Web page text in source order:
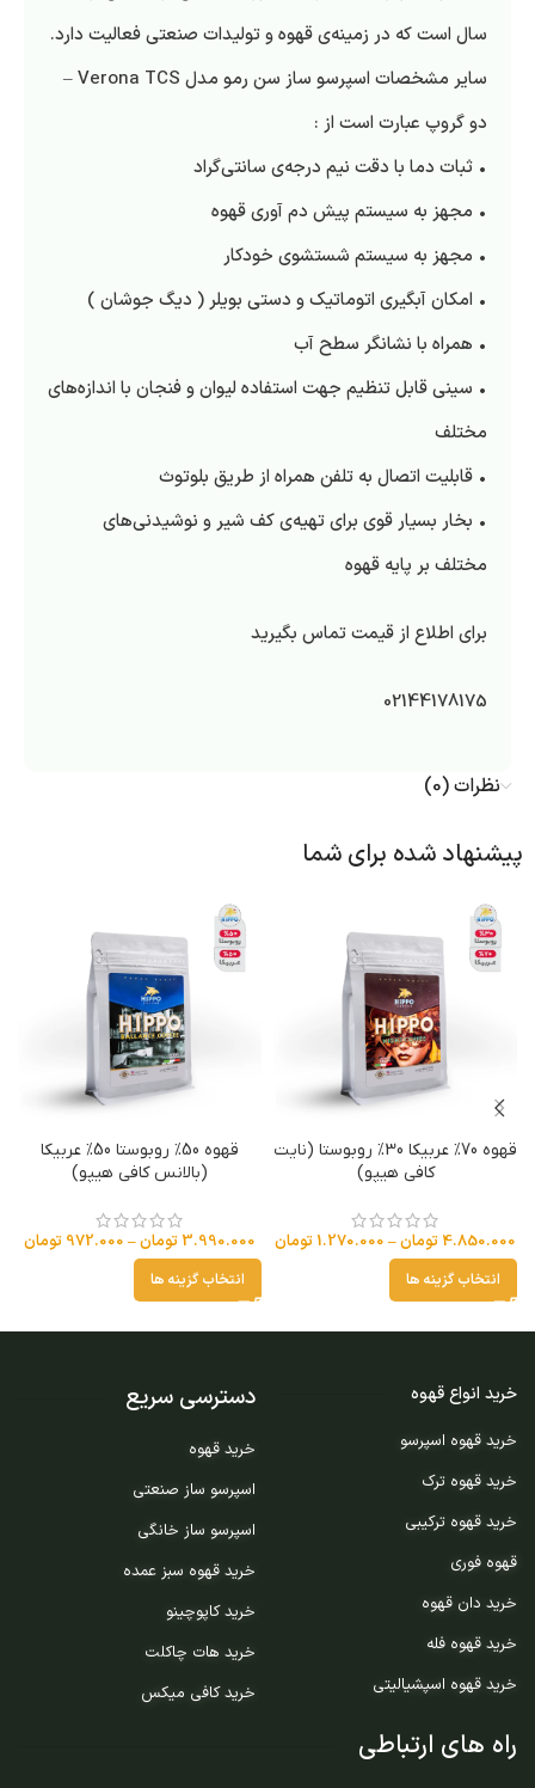
سال است که در زمینه‌ی قهوه و تولیدات صنعتی فعالیت دارد.
سایر مشخصات اسپرسو ساز سن رمو مدل Verona TCS –
دو گروپ عبارت است از :
• ثبات دما با دقت نیم درجه‌ی سانتی‌گراد
• مجهز به سیستم پیش دم آوری قهوه
• مجهز به سیستم شستشوی خودکار
• امکان آبگیری اتوماتیک و دستی بویلر ( دیگ جوشان )
• همراه با نشانگر سطح آب
• سینی قابل تنظیم جهت استفاده لیوان و فنجان با اندازه‌های
مختلف
• قابلیت اتصال به تلفن همراه از طریق بلوتوث
• بخار بسیار قوی برای تهیه‌ی کف شیر و نوشیدنی‌های
مختلف بر پایه قهوه
برای اطلاع از قیمت تماس بگیرید
02144178175
نظرات (0)
پیشنهاد شده برای شما
قهوه 70% عربیکا 30% روبوستا (نایت
کافی هیپو)
4.850.000 تومان–
1.270.000 تومان
انتخاب گزینه ها
قهوه 50% روبوستا 50% عربیکا
(بالانس کافی هیپو)
3.990.000 تومان–
972.000 تومان
انتخاب گزینه ها
خرید انواع قهوه
خرید قهوه اسپرسو
خرید قهوه ترک
خرید قهوه ترکیبی
قهوه فوری
خرید دان قهوه
خرید قهوه فله
خرید قهوه اسپشیالیتی
دسترسی سریع
خرید قهوه
اسپرسو ساز صنعتی
اسپرسو ساز خانگی
خرید قهوه سبز عمده
خرید کاپوچینو
خرید هات چاکلت
خرید کافی میکس
راه های ارتباطی